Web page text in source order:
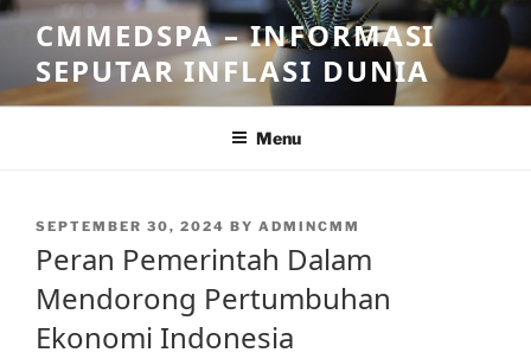
Skip
content
CMMEDSPA – INFORMASI
SEPUTAR INFLASI DUNIA
Menu
POSTED
SEPTEMBER 30, 2024 BY ADMINCMM
Peran Pemerintah Dalam
Mendorong Pertumbuhan
Ekonomi Indonesia